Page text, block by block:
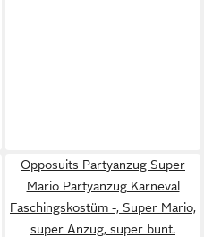
Opposuits Partyanzug Super
Mario Partyanzug Karneval
Faschingskostüm -, Super Mario,
super Anzug, super bunt.